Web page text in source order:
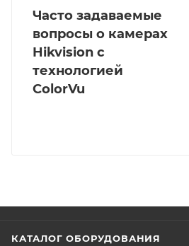
Часто задаваемые
вопросы о камерах
Hikvision с
технологией
ColorVu
КАТАЛОГ ОБОРУДОВАНИЯ